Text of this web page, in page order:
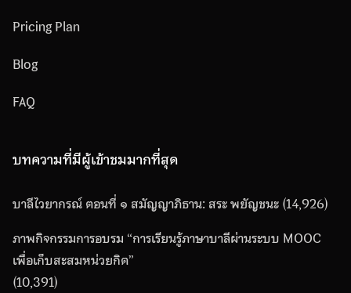
Pricing Plan
Blog
FAQ
บทความที่มีผู้เข้าชมมากที่สุด
บาลีไวยากรณ์ ตอนที่ ๑ สมัญญาภิธาน: สระ พยัญชนะ(14,926)
ภาพกิจกรรมการอบรม “การเรียนรู้ภาษาบาลีผ่านระบบ MOOC
เพื่อเก็บสะสมหน่วยกิต”
(10,391)